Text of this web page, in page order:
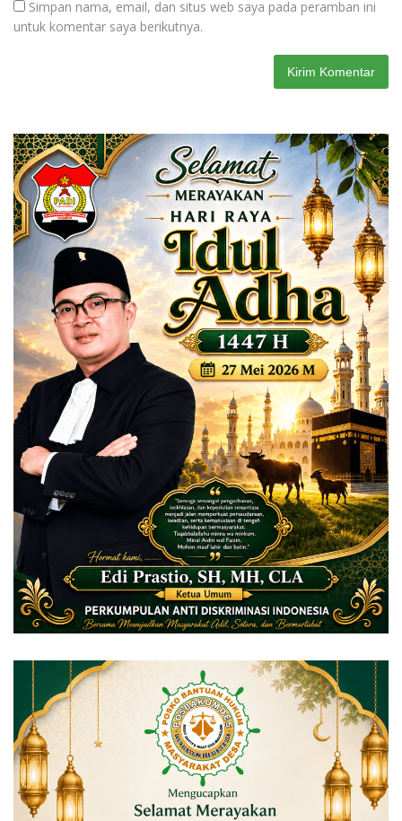
Simpan nama, email, dan situs web saya pada peramban ini
untuk komentar saya berikutnya.